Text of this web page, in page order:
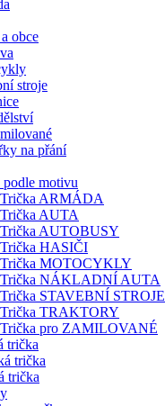
obce
stroje
na přání
podle motivu
Trička ARMÁDA
Trička AUTA
Trička AUTOBUSY
Trička HASIČI
Trička MOTOCYKLY
Trička NÁKLADNÍ AUTA
Trička STAVEBNÍ STROJE
Trička TRAKTORY
Trička pro ZAMILOVANÉ
trička
trička
trička